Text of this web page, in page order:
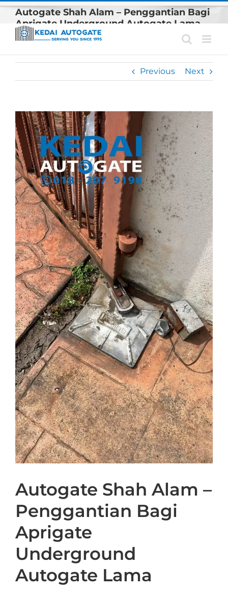
Skip
content
Autogate Shah Alam – Penggantian Bagi
Aprigate Underground Autogate Lama
Previous Next
View
Larger
Image
Autogate Shah Alam –
Penggantian Bagi
Aprigate
Underground
Autogate Lama